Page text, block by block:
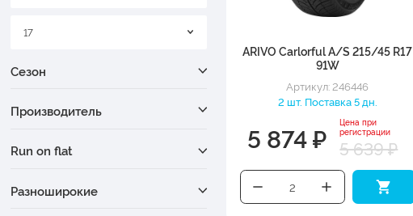
17
Сезон
Производитель
Run on flat
Разноширокие
ARIVO Carlorful A/S 215/45 R17
91W
Артикул: 246446
2 шт. Поставка 5 дн.
5 874 ₽
Цена при
регистрации
5 639 ₽